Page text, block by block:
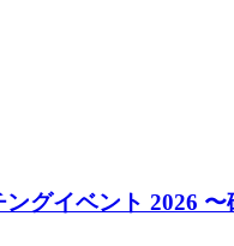
グイベント 2026